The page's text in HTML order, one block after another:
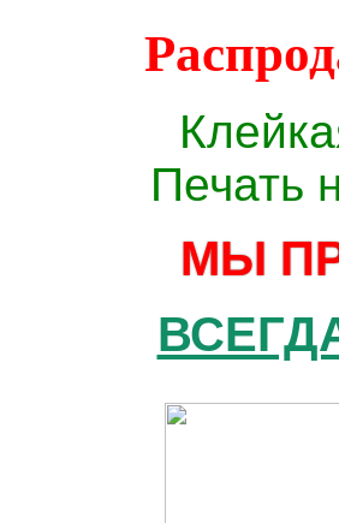
Печать
МЫ